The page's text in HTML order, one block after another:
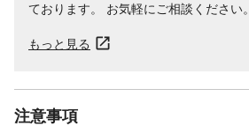
ております。 お気軽にご相談ください。
もっと見る
注意事項